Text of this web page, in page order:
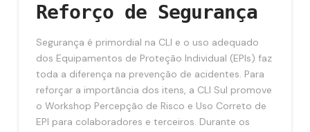
Reforço de Segurança
Segurança é primordial na CLI e o uso adequado
dos Equipamentos de Proteção Individual (EPIs) faz
toda a diferença na prevenção de acidentes. Para
reforçar a importância dos itens, a CLI Sul promove
o Workshop Percepção de Risco e Uso Correto de
EPI para colaboradores e terceiros. Durante os